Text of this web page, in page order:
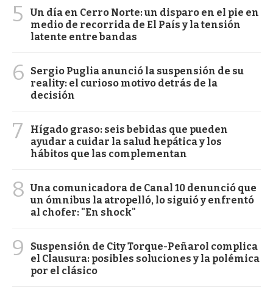
5
Un día en Cerro Norte: un disparo en el pie en
medio de recorrida de El País y la tensión
latente entre bandas
6
Sergio Puglia anunció la suspensión de su
reality: el curioso motivo detrás de la
decisión
7
Hígado graso: seis bebidas que pueden
ayudar a cuidar la salud hepática y los
hábitos que las complementan
8 Una comunicadora de Canal 10 denunció que
un ómnibus la atropelló, lo siguió y enfrentó
al chofer: "En shock"
9
Suspensión de City Torque-Peñarol complica
el Clausura: posibles soluciones y la polémica
por el clásico